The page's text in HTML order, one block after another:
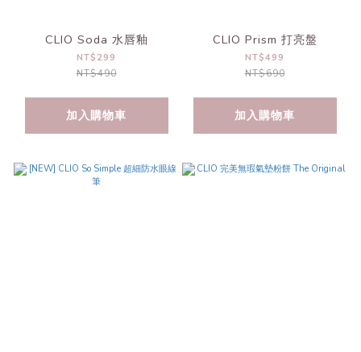
CLIO Soda 水唇釉
NT$299
NT$490
加入購物車
CLIO Prism 打亮盤
NT$499
NT$690
加入購物車